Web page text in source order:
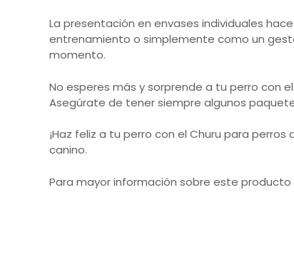
La presentación en envases individuales
entrenamiento o simplemente como un
momento.
No esperes más y sorprende a tu perro con
Asegúrate de tener siempre algunos
¡Haz feliz a tu perro con el Churu para
canino.
Para mayor información sobre este producto